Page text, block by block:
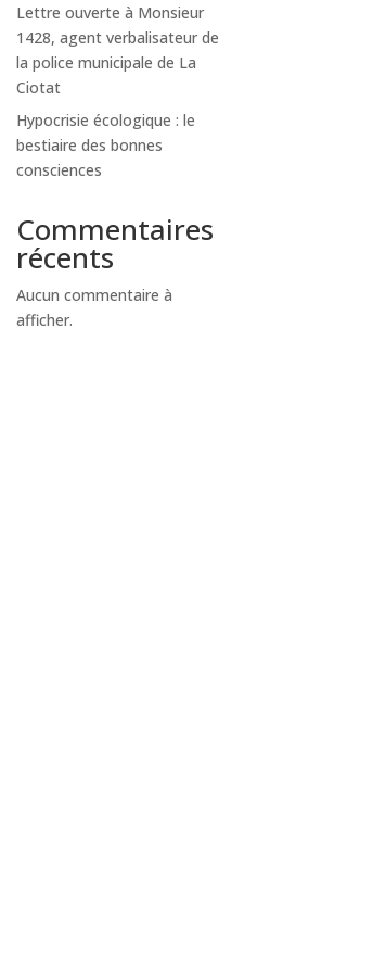
Lettre ouverte à Monsieur
1428, agent verbalisateur de
la police municipale de La
Ciotat
Hypocrisie écologique : le
bestiaire des bonnes
consciences
Commentaires
récents
Aucun commentaire à
afficher.